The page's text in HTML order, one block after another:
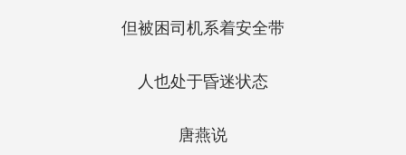
但被困司机系着安全带
人也处于昏迷状态
唐燕说